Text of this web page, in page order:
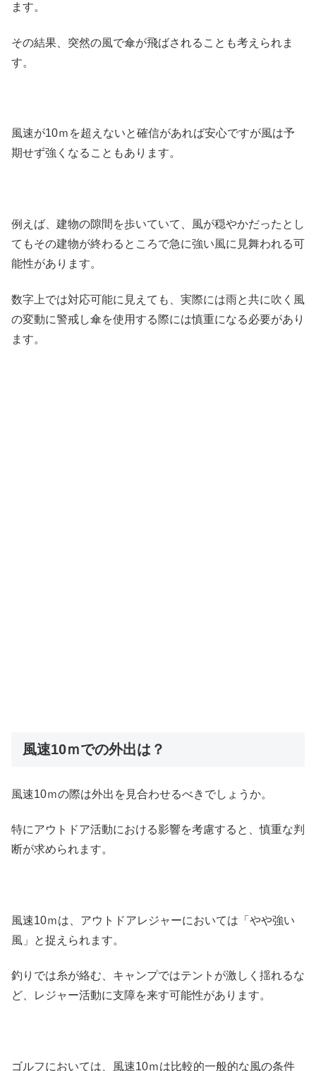
ます。
その結果、突然の風で傘が飛ばされることも考えられま
す。
風速が10ｍを超えないと確信があれば安心ですが風は予
期せず強くなることもあります。
例えば、建物の隙間を歩いていて、風が穏やかだったとし
てもその建物が終わるところで急に強い風に見舞われる可
能性があります。
数字上では対応可能に見えても、実際には雨と共に吹く風
の変動に警戒し傘を使用する際には慎重になる必要があり
ます。
風速10ｍでの外出は？
風速10ｍの際は外出を見合わせるべきでしょうか。
特にアウトドア活動における影響を考慮すると、慎重な判
断が求められます。
風速10ｍは、アウトドアレジャーにおいては「やや強い
風」と捉えられます。
釣りでは糸が絡む、キャンプではテントが激しく揺れるな
ど、レジャー活動に支障を来す可能性があります。
ゴルフにおいては、風速10ｍは比較的一般的な風の条件